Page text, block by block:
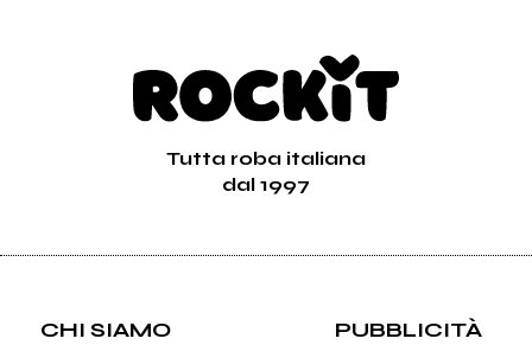
Tutta roba italiana
dal 1997
CHI SIAMO PUBBLICITÀ